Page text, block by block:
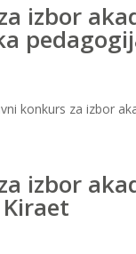
izbor
konkurs za izbor
izbor